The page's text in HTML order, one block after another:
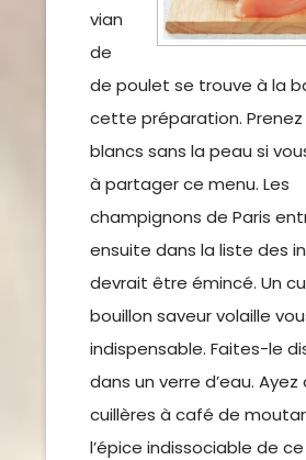
vian
de
de poulet se trouve à la
cette préparation. Prenez
blancs sans la peau si
à partager ce menu. Les
champignons de Paris
ensuite dans la liste des
devrait être émincé. Un
bouillon saveur volaille
indispensable. Faites-le
dans un verre d’eau. Ayez
cuillères à café de
l’épice indissociable de